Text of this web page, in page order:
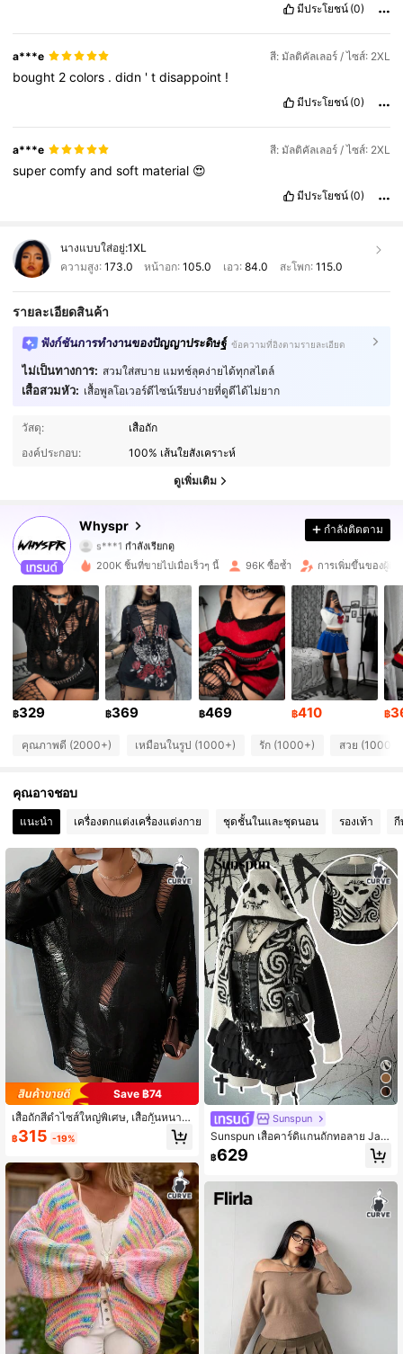
มีประโยชน์ (0)
a***e สี: มัลติคัลเลอร์ / ไซส์: 2XL
bought 2colors .didn 'tdisappoint !
มีประโยชน์ (0)
a***e สี: มัลติคัลเลอร์ / ไซส์: 2XL
supercomfyandsoft material 😍
มีประโยชน์ (0)
นางแบบใส่อยู่:1XL
ความสูง: 173.0 หน้าอก:105.0 เอว: 84.0 สะโพก: 115.0
รายละเอียดสินค้า
ฟังก์ชันการทำงานของปัญญาประดิษฐ์ ข้อความที่อิงตามรายละเอียด
ไม่เป็นทางการ: สวมใส่สบาย แมทช์ลุคง่ายได้ทุกสไตล์
เสื้อสวมหัว: เสื้อพูลโอเวอร์ดีไซน์เรียบง่ายที่ดูดีได้ไม่ยาก
วัสดุ:
เสื้อถัก
องค์ประกอบ:
100% เส้นใยสังเคราะห์
ดูเพิ่มเติม
Whyspr
148K ผู้ติดตาม
s***1
4.80
148K ผู้ติดตาม
4.80 148K ผู้ติดตาม
4.80 148K ผู้ติดตาม
4.80 148K ผู้ติดตาม
4.80 148K ผู้ติดตาม
กำลังติดตาม
200K ชิ้นที่ขายไปเมื่อเร็วๆ นี้ 96K ซื้อซ้ำ การเพิ่มขึ้นของผู้ติ
฿329 ฿369 ฿469 ฿410 ฿
คุณภาพดี (2000+) เหมือนในรูป (1000+) รัก (1000+) สวย (1000+)
คุณอาจชอบ
แนะนำ เครื่องตกแต่งเครื่องแต่งกาย ชุดชั้นในและชุดนอน รองเท้า กี
Save ฿74
เสื้อถักสีดำไซส์ใหญ่พิเศษ, เสื้อกันหนาว
คอกลมแขนยาวถักแบบขาด, เสื้อสวมหั
วแบบลำลองเจาะรูสำหรับฤดูใบไม้ร่วง
฿315 -19%
Sunspun
Sunspun เสื้อคาร์ดิแกนถักทอลาย Jac
quard ลายวนสไตล์พังค์สำหรับผู้หญิงไ
ซส์ใหญ่ เหมาะสำหรับฮาโลวีน
฿629